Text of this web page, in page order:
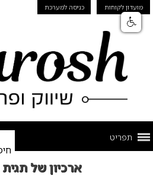
מועדון לקוחות כניסה למערכת
תפריט
ארכיון של תגית